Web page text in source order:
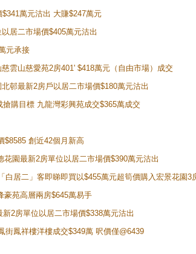
萬元沽出 大賺$247萬元
居二市場價$405萬元沽出
元承接
雲山慈愛苑2房401' $418萬元（自由市場）成交
邨最新2房戶以居二市場價$180萬元沽出
購目標 九龍灣彩興苑成交$365萬成交
$8585 創近42個月新高
園最新2房單位以居二市場價$390萬元沽出
居二」客即睇即買以$455萬元超筍價購入宏景花園3
豪苑高層兩房$645萬易手
2房單位以居二市場價$338萬元沽出
街鳳祥樓洋樓成交$349萬 呎價僅@6439